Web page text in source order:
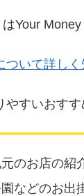
Your Money
ついて詳しく
やすいおすす
のお店の紹
などのお出